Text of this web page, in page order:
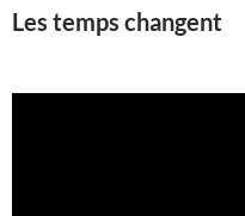
Les temps changent